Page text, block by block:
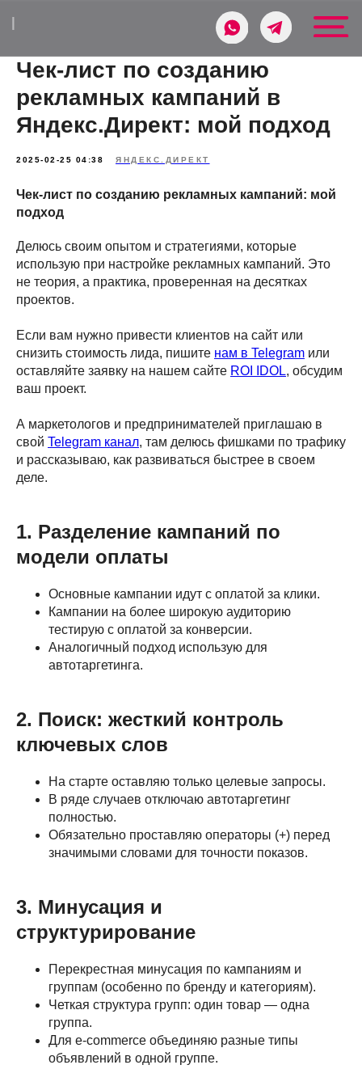
В КОНТЕК
Чек-лист по созданию
рекламных кампаний в
Яндекс.Директ: мой подход
2025-02-25 04:38 ЯНДЕКС.ДИРЕКТ
Чек-лист по созданию рекламных кампаний: мой
подход
Делюсь своим опытом и стратегиями, которые
использую при настройке рекламных кампаний. Это
не теория, а практика, проверенная на десятках
проектов.
Если вам нужно привести клиентов на сайт или
снизить стоимость лида, пишите нам в Telegram или
оставляйте заявку на нашем сайте ROI IDOL, обсудим
ваш проект.
А маркетологов и предпринимателей приглашаю в
свой Telegram канал, там делюсь фишками по трафику
и рассказываю, как развиваться быстрее в своем
деле.
1. Разделение кампаний по
модели оплаты
Основные кампании идут с оплатой за клики.
Кампании на более широкую аудиторию
тестирую с оплатой за конверсии.
Аналогичный подход использую для
автотаргетинга.
2. Поиск: жесткий контроль
ключевых слов
На старте оставляю только целевые запросы.
В ряде случаев отключаю автотаргетинг
полностью.
Обязательно проставляю операторы (+) перед
значимыми словами для точности показов.
3. Минусация и
структурирование
Перекрестная минусация по кампаниям и
группам (особенно по бренду и категориям).
Четкая структура групп: один товар — одна
группа.
Для e-commerce объединяю разные типы
объявлений в одной группе.